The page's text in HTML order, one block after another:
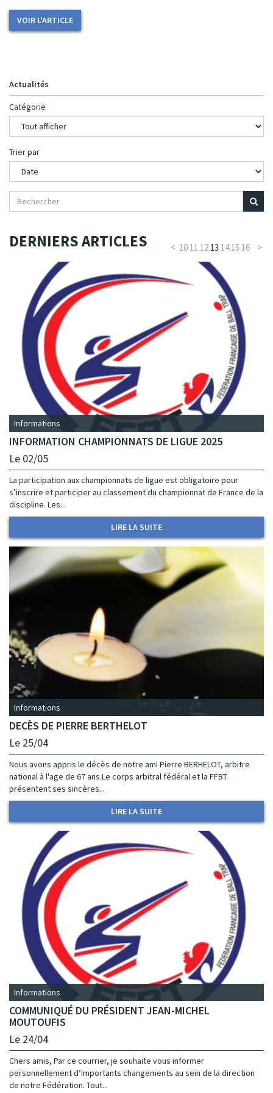
VOIR L'ARTICLE
Actualités
Catégorie
Trier par
DERNIERS ARTICLES < 10 11 12 13 14 15 16 >
Informations
INFORMATION CHAMPIONNATS DE LIGUE 2025
Le 02/05
La participation aux championnats de ligue est obligatoire pour
s’inscrire et participer au classement du championnat de France de la
discipline. Les...
LIRE LA SUITE
Informations
DECÈS DE PIERRE BERTHELOT
Le 25/04
Nous avons appris le décès de notre ami Pierre BERHELOT, arbitre
national à l'age de 67 ans.Le corps arbitral fédéral et la FFBT
présentent ses sincères...
LIRE LA SUITE
Informations
COMMUNIQUÉ DU PRÉSIDENT JEAN-MICHEL
MOUTOUFIS
Le 24/04
Chers amis, Par ce courrier, je souhaite vous informer
personnellement d’importants changements au sein de la direction
de notre Fédération. Tout...